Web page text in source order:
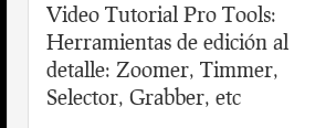
Video Tutorial Pro Tools:
Herramientas de edición al
detalle: Zoomer, Timmer,
Selector, Grabber, etc